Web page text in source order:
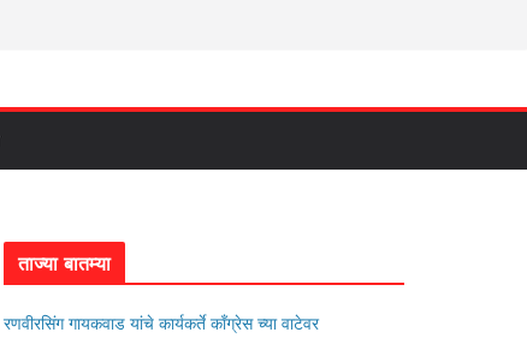
ताज्या बातम्या
रणवीरसिंग गायकवाड यांचे कार्यकर्ते कॉंग्रेस च्या वाटेवर